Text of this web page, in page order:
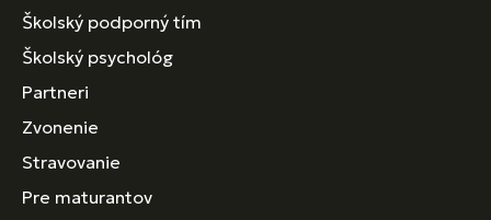
Školský podporný tím
Školský psychológ
Partneri
Zvonenie
Stravovanie
Pre maturantov